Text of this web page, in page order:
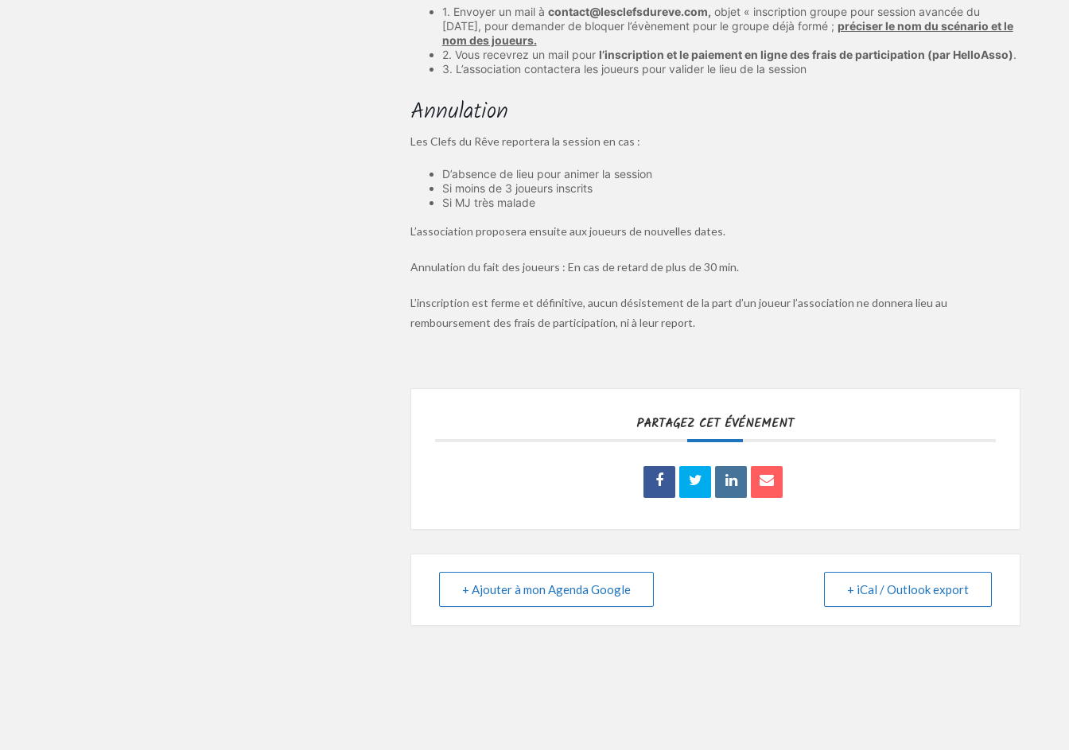
1. Envoyer un mail à contact@lesclefsdureve.com, objet « inscription groupe pour session avancée du
[DATE], pour demander de bloquer l’évènement pour le groupe déjà formé ; préciser le nom du scénario et le
nom des joueurs.
2. Vous recevrez un mail pour l’inscription et le paiement en ligne des frais de participation (par HelloAsso).
3. L’association contactera les joueurs pour valider le lieu de la session
Annulation
Les Clefs du Rêve reportera la session en cas :
D’absence de lieu pour animer la session
Si moins de 3 joueurs inscrits
Si MJ très malade
L’association proposera ensuite aux joueurs de nouvelles dates.
Annulation du fait des joueurs : En cas de retard de plus de 30 min.
L’inscription est ferme et définitive, aucun désistement de la part d’un joueur l’association ne donnera lieu au
remboursement des frais de participation, ni à leur report.
PARTAGEZ CET ÉVÉNEMENT
+ Ajouter à mon Agenda Google + iCal / Outlook export